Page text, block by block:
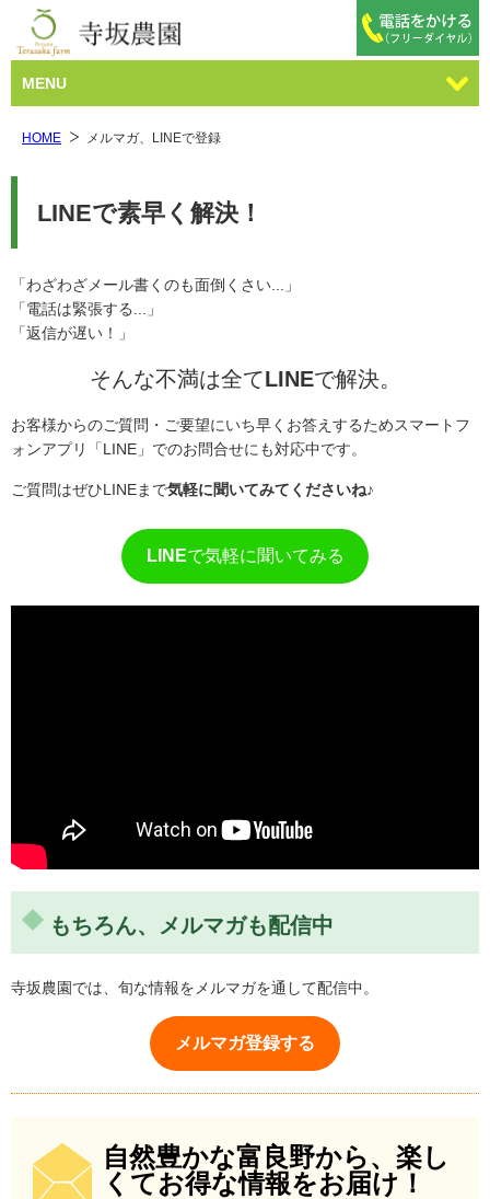
MENU
HOME メルマガ、LINEで登録
LINEで素早く解決！
「わざわざメール書くのも面倒くさい...」
「電話は緊張する...」
「返信が遅い！」
そんな不満は全てLINEで解決。
お客様からのご質問・ご要望にいち早くお答えするためスマートフ
ォンアプリ「LINE」でのお問合せにも対応中です。
ご質問はぜひLINEまで気軽に聞いてみてくださいね♪
LINEで気軽に聞いてみる
もちろん、メルマガも配信中
寺坂農園では、旬な情報をメルマガを通して配信中。
メルマガ登録する
自然豊かな富良野から、楽し
くてお得な情報をお届け！